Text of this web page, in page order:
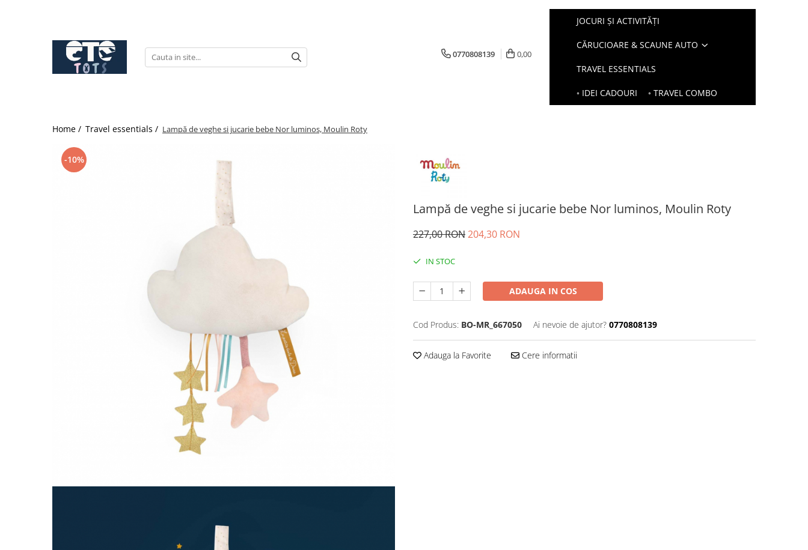
CĂRUCIOARE & SCAUNE AUTO
cărucioare YOYO
accesorii scaun auto
accesorii scaun avion
0770808139 0,00
JOCURI ȘI ACTIVITĂȚI
CĂRUCIOARE & SCAUNE AUTO
TRAVEL ESSENTIALS
◦ IDEI CADOURI ◦ TRAVEL COMBO
Home / Travel essentials / Lampă de veghe si jucarie bebe Nor luminos, Moulin Roty
-10%
Lampă de veghe si jucarie bebe Nor luminos, Moulin Roty
227,00 RON204,30 RON
IN STOC
ADAUGA IN COS
Cod Produs: BO-MR_667050 Ai nevoie de ajutor? 0770808139
Adauga la Favorite Cere informatii